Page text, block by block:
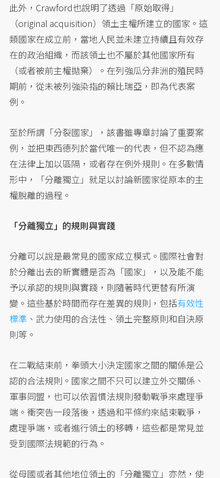
此外，Crawford也說明了透過「原始取得」
（original acquisition）領土主權所建立的國家。這
類國家在成立前，當地人民並未建立持續且有效存
在的政治組織，而該領土也不屬於其他國家所有
（或者被前主權拋棄）。在列強瓜分非洲的殖民時
期前，從未被列強染指的賴比瑞亞，即為代表案
例。
至於所謂「分裂國家」，該書雖專章討論了重要案
例，並把東西德列於當代唯一的代表，但不認為應
在法律上加以區隔，或者存在例外規則。在多數情
形中，「分離獨立」就足以討論新國家從原本的主
權脫離的過程。
「分離獨立」的規則與實踐
分離可以說是最常見的國家成立模式。國際社會對
於分離出去的新實體是否為「國家」，以及能不能
予以承認的規則與實踐，則隨著時代更替有所演
變。這些基於時間而存在差異的規則，包括有效性
標準 、武力使用的合法性、領土完整原則和自決原
則等。
在二戰結束前，拳頭大小決定國家之間的關係是公
認的合法規則。國家之間不只可以建立外交關係、
軍事同盟，也可以依習慣法規則發動戰爭來處理爭
端。衝突告一段落後，透過和平條約來結束戰爭，
處理爭端，或者進行領土的移轉，這些都是常見並
受到國際法規範的行為。
從母國或者其他地位領土的「分離獨立」亦然，使